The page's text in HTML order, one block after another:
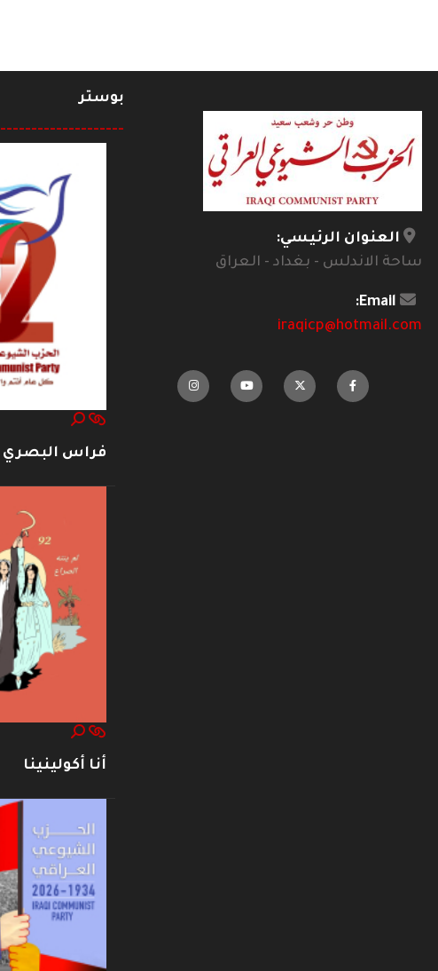
العنوان الرئيسي:
ساحة الاندلس - بغداد - العراق
Email:
iraqicp@hotmail.com
بوستر
--------------------
فراس البصري
أنا أكولينينا